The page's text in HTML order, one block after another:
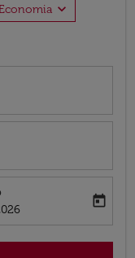
expand_more
return-date-aria-label
today